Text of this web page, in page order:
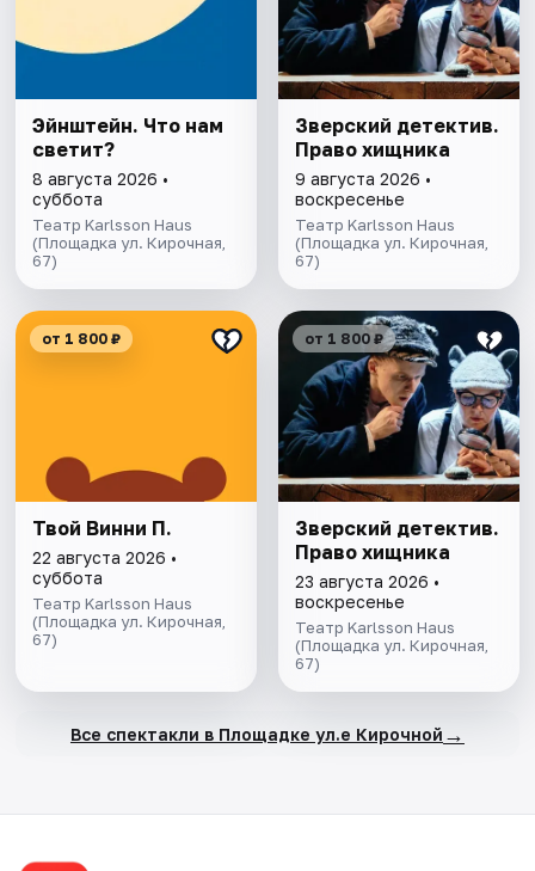
Эйнштейн. Что нам
светит?
8 августа 2026 •
суббота
Театр Karlsson Haus
(Площадка ул. Кирочная,
67)
Зверский детектив.
Право хищника
9 августа 2026 •
воскресенье
Театр Karlsson Haus
(Площадка ул. Кирочная,
67)
от 1 800 ₽
Твой Винни П.
22 августа 2026 •
суббота
Театр Karlsson Haus
(Площадка ул. Кирочная,
67)
от 1 800 ₽
Зверский детектив.
Право хищника
23 августа 2026 •
воскресенье
Театр Karlsson Haus
(Площадка ул. Кирочная,
67)
Все спектакли в Площадке ул.е Кирочной →